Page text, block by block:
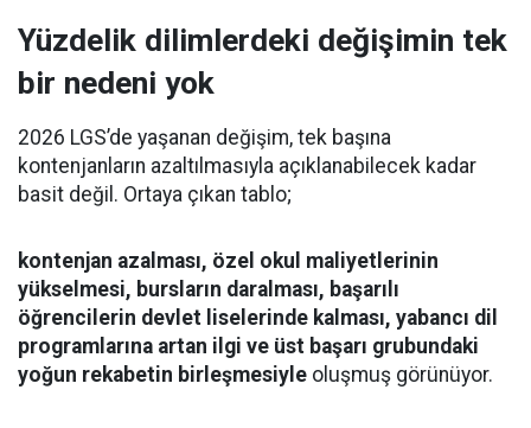
Yüzdelik dilimlerdeki değişimin tek
bir nedeni yok
2026 LGS’de yaşanan değişim, tek başına
kontenjanların azaltılmasıyla açıklanabilecek kadar
basit değil. Ortaya çıkan tablo;
kontenjan azalması, özel okul maliyetlerinin
yükselmesi, bursların daralması, başarılı
öğrencilerin devlet liselerinde kalması, yabancı dil
programlarına artan ilgi ve üst başarı grubundaki
yoğun rekabetin birleşmesiyle oluşmuş görünüyor.